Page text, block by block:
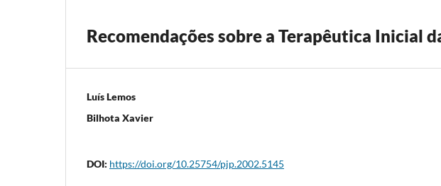
Recomendações sobre a Terapêutica Inicial
Luís Lemos
Bilhota Xavier
DOI: https://doi.org/10.25754/pjp.2002.5145